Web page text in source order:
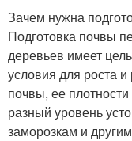
Зачем нужна
Подготовка почвы
деревьев имеет
условия для роста
почвы, ее
разный уровень
заморозкам и